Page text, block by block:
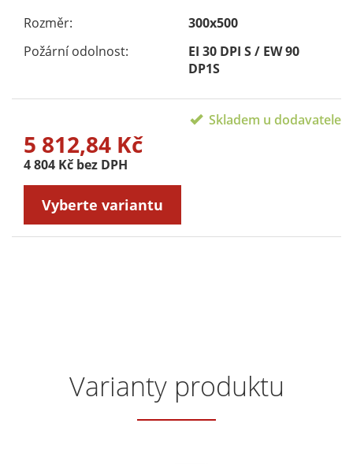
Rozměr:
300x500
Požární odolnost:
EI 30 DPI S / EW 90
DP1S
Skladem u dodavatele
5 812,84 Kč
4 804 Kč bez DPH
Vyberte variantu
Varianty produktu